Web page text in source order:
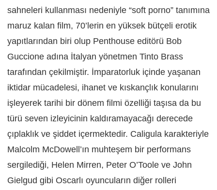
sahneleri kullanması nedeniyle “soft porno” tanımına
maruz kalan film, 70’lerin en yüksek bütçeli erotik
yapıtlarından biri olup Penthouse editörü Bob
Guccione adına İtalyan yönetmen Tinto Brass
tarafından çekilmiştir. İmparatorluk içinde yaşanan
iktidar mücadelesi, ihanet ve kıskançlık konularını
işleyerek tarihi bir dönem filmi özelliği taşısa da bu
türü seven izleyicinin kaldıramayacağı derecede
çıplaklık ve şiddet içermektedir. Caligula karakteriyle
Malcolm McDowell’ın muhteşem bir performans
sergilediği, Helen Mirren, Peter O’Toole ve John
Gielgud gibi Oscarlı oyuncuların diğer rolleri